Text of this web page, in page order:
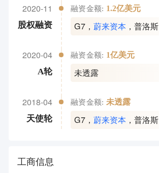
资本 FaaS Capital，
物流
2020-11
股权融资
融资金额: 1.2亿美元
G7 ，蔚来资本 ，普洛斯
2020-04
A轮
融资金额: 1亿美元
未透露
2018-04
天使轮
融资金额: 未透露
G7 ，蔚来资本 ，普洛斯
工商信息